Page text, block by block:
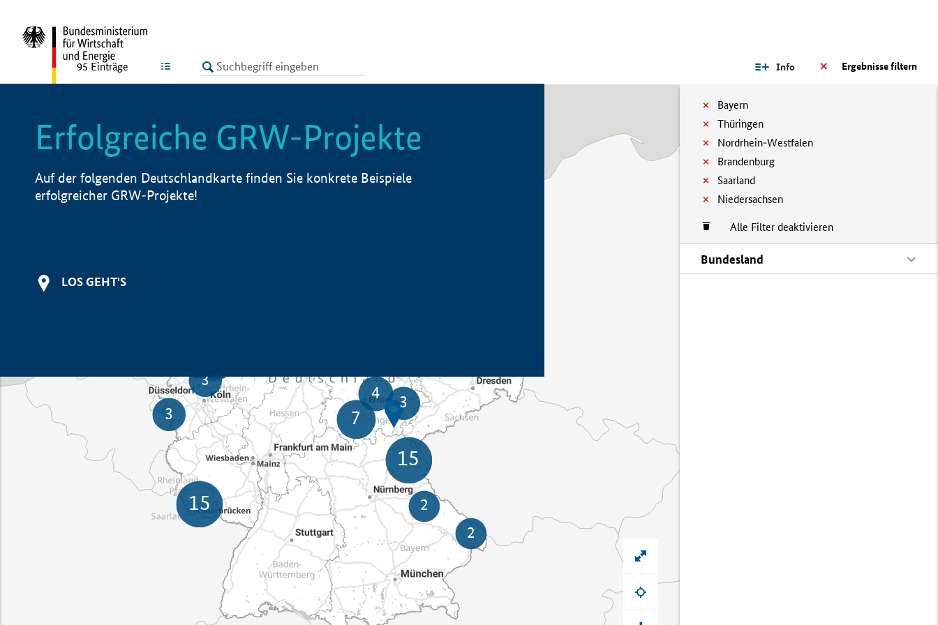
LISTE Ergebnisse filtern
Info
Bayern
Thüringen
Nordrhein-Westfalen
Brandenburg
Saarland
Niedersachsen
Alle Filter deaktivieren
Bundesland
95 Einträge
Erfolgreiche GRW-Projekte
Auf der folgenden Deutschlandkarte finden Sie konkrete Beispiele
erfolgreicher GRW-Projekte!
LOS GEHT'S